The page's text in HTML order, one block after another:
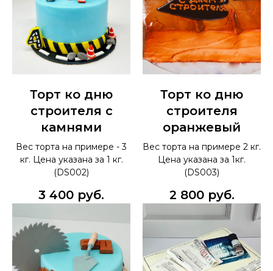
Торт ко дню
строителя с
камнями
Вес торта на примере - 3
кг. Цена указана за 1 кг.
(DS002)
3 400 руб.
Торт ко дню
строителя
оранжевый
Вес торта на примере 2 кг.
Цена указана за 1кг.
(DS003)
2 800 руб.